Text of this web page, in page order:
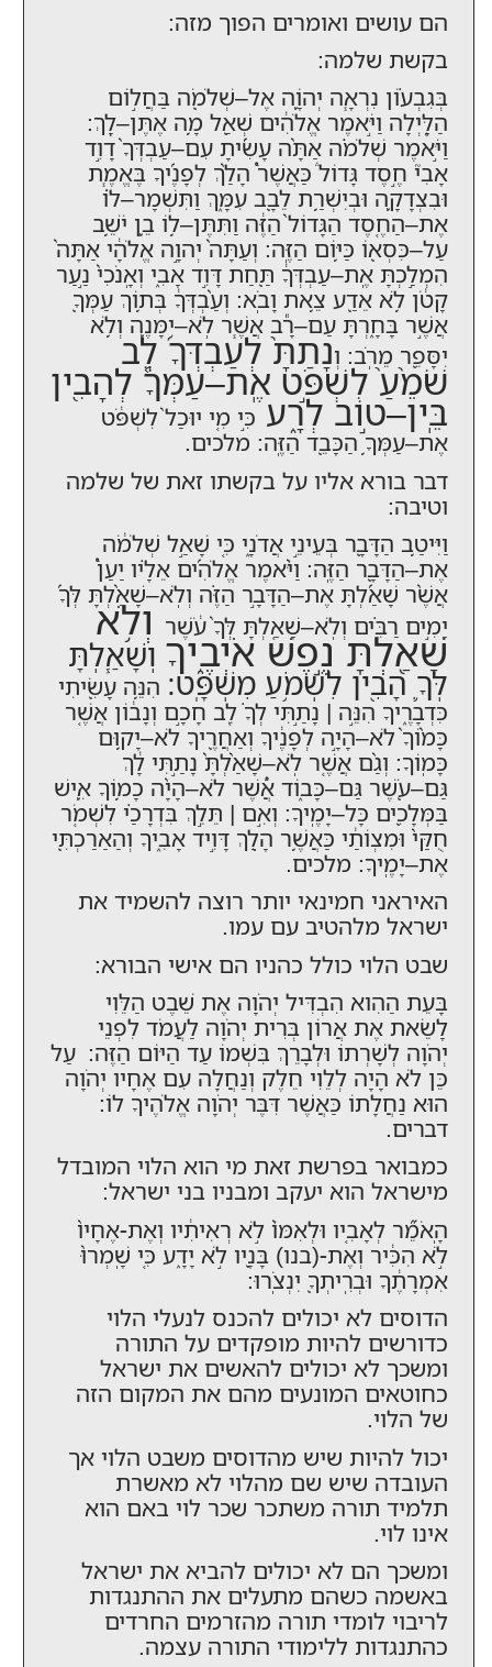
הם עושים ואומרים הפוך מזה:
בקשת שלמה:
בְּגִבְע֗וֹן נִרְאָ֧ה יְהוָֹ֛ה אֶל–שְׁלֹמֹ֖ה בַּחֲל֣וֹם
הַלָּ֑יְלָה וַיֹּ֣אמֶר אֱלֹהִ֔ים שְׁאַ֖ל מָ֥ה אֶתֶּן–לָֽךְ:
וַיֹּ֣אמֶר שְׁלֹמֹ֗ה אַתָּ֨ה עָשִׂ֜יתָ עִם–עַבְדְּךָ֙ דָוִ֣ד
אָבִי֮ חֶ֣סֶד גָּדוֹל֒ כַּאֲשֶׁר֩ הָלַ֨ךְ לְפָנֶ֜יךָ בֶּאֱמֶ֧ת
וּבִצְדָקָ֛ה וּבְיִשְׁרַ֥ת לֵבָ֖ב עִמָּ֑ךְ וַתִּשְׁמָר–ל֗וֹ
אֶת–הַחֶ֤סֶד הַגָּדוֹל֙ הַזֶּ֔ה וַתִּתֶּן–ל֥וֹ בֵ֛ן יֹשֵׁ֥ב
עַל–כִּסְא֖וֹ כַּיּ֥וֹם הַזֶּֽה: וְעַתָּה֙ יְהוָ֣ה אֱלֹהָ֔י אַתָּה֙
הִמְלַ֣כְתָּ אֶֽת–עַבְדְּךָ֔ תַּ֖חַת דָּוִ֣ד אָבִ֑י וְאָֽנֹכִי֙ נַ֣עַר
קָטֹ֔ן לֹ֥א אֵדַ֖ע צֵ֥את וָבֹֽא: וְעַ֨בְדְּךָ֔ בְּת֥וֹךְ עַמְּךָ֖
אֲשֶׁ֣ר בָּחָ֑רְתָּ עַם–רָ֕ב אֲשֶׁ֧ר לֹֽא–יִמָּנֶ֛ה וְלֹ֥א
יִסָּפֵ֖ר מֵרֹֽב: וְנָתַתָּ֨ לְעַבְדְּךָ֜ לֵ֤ב
שֹׁמֵ֙עַ֙ לִשְׁפֹּ֣ט אֶֽת–עַמְּךָ֔ לְהָבִ֖ין
בֵּֽין–ט֣וֹב לְרָ֑עכִּ֣י מִ֤י יוּכַל֙ לִשְׁפֹּ֔ט
אֶת–עַמְּךָ֥ הַכָּבֵ֖ד הַזֶּֽה: מלכים.
דבר בורא אליו על בקשתו זאת של שלמה
וטיבה:
וַיִּיטַ֥ב הַדָּבָ֖ר בְּעֵינֵ֣י אֲדֹנָ֑י כִּ֚י שָׁאַ֣ל שְׁלֹמֹ֔ה
אֶת–הַדָּבָ֖ר הַזֶּֽה: וַיֹּ֨אמֶר אֱלֹהִ֜ים אֵלָ֗יו יַעַן֩
אֲשֶׁ֨ר שָׁאַ֜לְתָּ אֶת–הַדָּבָ֣ר הַזֶּ֗ה וְלֹֽא–שָׁאַ֨לְתָּ לְּךָ֜
יָמִ֣ים רַבִּ֗ים וְלֹֽא–שָׁאַ֤לְתָּ לְּךָ֙ עֹ֔שֶׁרוְלֹ֥א
שָׁאַ֖לְתָּ נֶ֣פֶשׁ אֹיְבֶ֑יךָ וְשָׁאַ֧לְתָּ
לְּךָ֛ הָבִ֖ין לִשְׁמֹ֥עַ מִשְׁפָּֽט: הִנֵּ֥ה עָשִׂ֖יתִי
כִּדְבָרֶ֑יךָ הִנֵּ֣ה | נָתַ֣תִּי לְךָ֗ לֵ֚ב חָכָ֣ם וְנָב֔וֹן אֲשֶׁ֤ר
כָּמ֙וֹךָ֙ לֹא–הָיָ֣ה לְפָנֶ֔יךָ וְאַחֲרֶ֖יךָ לֹא–יָק֥וּם
כָּמֽוֹךָ: וְגַ֨ם אֲשֶׁ֤ר לֹֽא–שָׁאַ֙לְתָּ֙ נָתַ֣תִּי לָ֔ךְ
גַּם–עֹ֖שֶׁר גַּם–כָּב֑וֹד אֲ֠שֶׁר לֹא–הָיָ֨ה כָמ֥וֹךָ אִ֛ישׁ
בַּמְּלָכִ֖ים כָּל–יָמֶֽיךָ: וְאִ֣ם | תֵּלֵ֣ךְ בִּדְרָכַ֗י לִשְׁמֹ֤ר
חֻקַּי֙ וּמִצְוֹתַ֔י כַּאֲשֶׁ֥ר הָלַ֖ךְ דָּוִ֣יד אָבִ֑יךָ וְהַאַרַכְתִּ֖י
אֶת–יָמֶֽיךָ: מלכים.
האיראני חמינאי יותר רוצה להשמיד את
ישראל מלהטיב עם עמו.
שבט הלוי כולל כהניו הם אישי הבורא:
בָּעֵת הַהִוא הִבְדִּיל יְהֹוָה אֶת שֵׁבֶט הַלֵּוִי
לָשֵׂאת אֶת אֲרוֹן בְּרִית יְהֹוָה לַעֲמֹד לִפְנֵי
יְהֹוָה לְשָׁרְתוֹ וּלְבָרֵךְ בִּשְׁמוֹ עַד הַיּוֹם הַזֶּה: עַל
כֵּן לֹא הָיָה לְלֵוִי חֵלֶק וְנַחֲלָה עִם אֶחָיו יְהֹוָה
הוּא נַחֲלָתוֹ כַּאֲשֶׁר דִּבֶּר יְהֹוָה אֱלֹהֶיךָ לוֹ:
דברים.
כמבואר בפרשת זאת מי הוא הלוי המובדל
מישראל הוא יעקב ומבניו בני ישראל:
הָֽאֹמֵ֞ר לְאָבִ֤יו וּלְאִמּוֹ֙ לֹ֣א רְאִיתִ֔יו וְאֶת-אֶחָיו֙
לֹ֣א הִכִּ֔יר וְאֶת-(בנו) בָּנָ֖יו לֹ֣א יָדָ֑ע כִּ֤י שָֽׁמְרוּ֙
אִמְרָתֶ֔ךָ וּבְרִֽיתְךָ֖ יִנְצֹֽרוּ:
הדוסים לא יכולים להכנס לנעלי הלוי
כדורשים להיות מופקדים על התורה
ומשכך לא יכולים להאשים את ישראל
כחוטאים המונעים מהם את המקום הזה
של הלוי.
יכול להיות שיש מהדוסים משבט הלוי אך
העובדה שיש שם מהלוי לא מאשרת
תלמיד תורה משתכר שכר לוי באם הוא
אינו לוי.
ומשכך הם לא יכולים להביא את ישראל
באשמה כשהם מתעלים את ההתנגדות
לריבוי לומדי תורה מהזרמים החרדים
כהתנגדות ללימודי התורה עצמה.